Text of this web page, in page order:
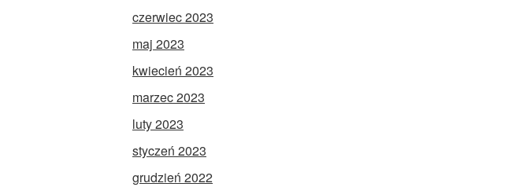
czerwiec 2023
maj 2023
kwiecień 2023
marzec 2023
luty 2023
styczeń 2023
grudzień 2022